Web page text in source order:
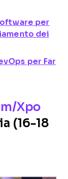
per
dei
per Far
Xpo
(16-18